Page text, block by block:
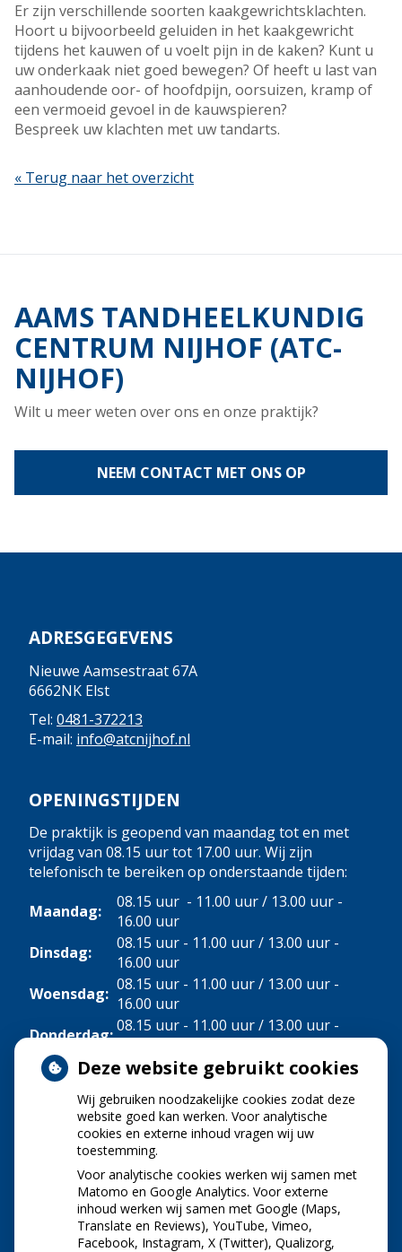
Er zijn verschillende soorten kaakgewrichtsklachten.
Hoort u bijvoorbeeld geluiden in het kaakgewricht
tijdens het kauwen of u voelt pijn in de kaken? Kunt u
uw onderkaak niet goed bewegen? Of heeft u last van
aanhoudende oor- of hoofdpijn, oorsuizen, kramp of
een vermoeid gevoel in de kauwspieren?
Bespreek uw klachten met uw tandarts.
« Terug naar het overzicht
AAMS TANDHEELKUNDIG
CENTRUM NIJHOF (ATC-
NIJHOF)
Wilt u meer weten over ons en onze praktijk?
NEEM CONTACT MET ONS OP
ADRESGEGEVENS
Nieuwe Aamsestraat 67A
6662NK Elst
Tel: 0481-372213
E-mail: info@atcnijhof.nl
OPENINGSTIJDEN
De praktijk is geopend van maandag tot en met
vrijdag van 08.15 uur tot 17.00 uur. Wij zijn
telefonisch te bereiken op onderstaande tijden:
Maandag:
08.15 uur - 11.00 uur / 13.00 uur -
16.00 uur
Dinsdag:
08.15 uur - 11.00 uur / 13.00 uur -
16.00 uur
Woensdag: 08.15 uur - 11.00 uur / 13.00 uur -
16.00 uur
Donderdag:08.15 uur - 11.00 uur / 13.00 uur -
Vrijdag:
08.15 uur - 11.00 uur
NIEUWS
Let op: valse Infomedics-mails over
openstaande rekening
Tanden bleken? Laat het veilig doen!
Gezond tandvlees: de basis voor een gezonde
mond
Deze website gebruikt cookies
Wij gebruiken noodzakelijke cookies zodat deze
website goed kan werken. Voor analytische
cookies en externe inhoud vragen wij uw
toestemming.
Voor analytische cookies werken wij samen met
Matomo en Google Analytics. Voor externe
inhoud werken wij samen met Google (Maps,
Translate en Reviews), YouTube, Vimeo,
Facebook, Instagram, X (Twitter), Qualizorg,